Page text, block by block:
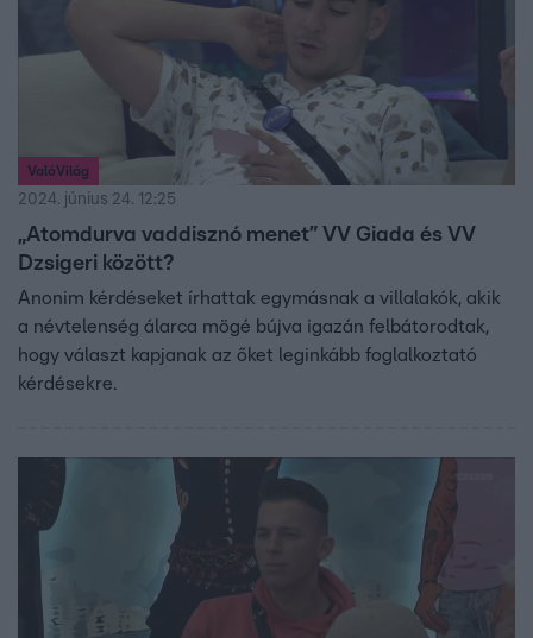
ValóVilág
2024. június 24. 12:25
„Atomdurva vaddisznó menet” VV Giada és VV
Dzsigeri között?
Anonim kérdéseket írhattak egymásnak a villalakók, akik
a névtelenség álarca mögé bújva igazán felbátorodtak,
hogy választ kapjanak az őket leginkább foglalkoztató
kérdésekre.